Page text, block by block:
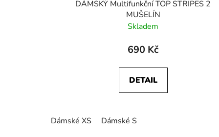
DÁMSKÝ Multifunkční TOP STRIPES 2
MUŠELÍN
Skladem
690 Kč
DETAIL
Dámské XS Dámské S